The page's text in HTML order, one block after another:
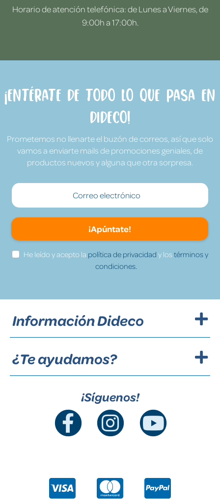
Horario de atención telefónica: de Lunes a Viernes, de
9:00h a 17:00h.
¡Entérate de todo lo que pasa en
Dideco!
Prometemos no llenarte el buzón de correos, así que solo
vamos a enviarte mails de promociones geniales, de
productos nuevos y alguna que otra sorpresa.
¡Apúntate!
He leído y acepto la política de privacidad y lostérminos y
condiciones.
Información Dideco
¿Te ayudamos?
¡Síguenos!